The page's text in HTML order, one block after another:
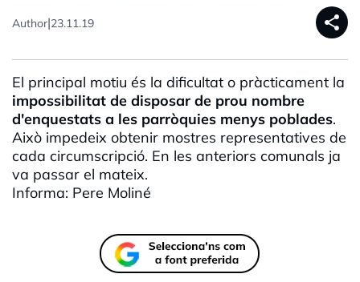
Author|23.11.19 share
El principal motiu és la dificultat o pràcticament la
impossibilitat de disposar de prou nombre
d'enquestats a les parròquies menys poblades.
Això impedeix obtenir mostres representatives de
cada circumscripció. En les anteriors comunals ja
va passar el mateix.
Informa: Pere Moliné